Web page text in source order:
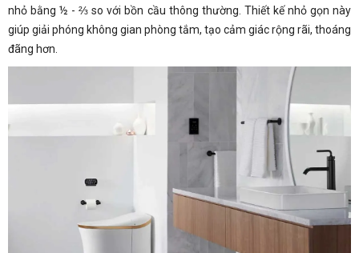
nhỏ bằng ½ - ⅔ so với bồn cầu thông thường. Thiết kế nhỏ gọn này
giúp giải phóng không gian phòng tắm, tạo cảm giác rộng rãi, thoáng
đãng hơn.